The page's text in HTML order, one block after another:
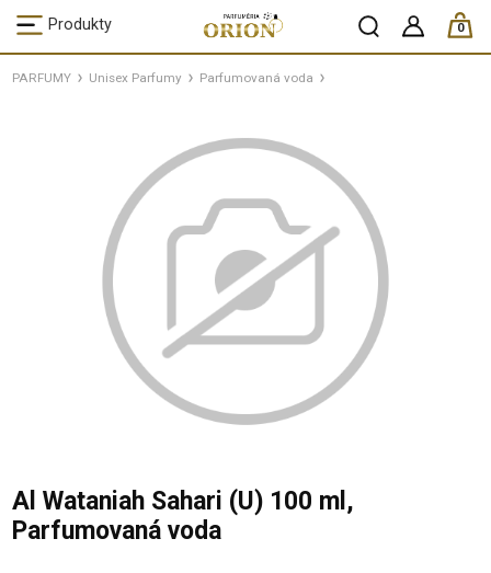
Produkty 0
ks /
PARFUMY Unisex Parfumy Parfumovaná voda
Al Wataniah Sahari (U) 100 ml,
Parfumovaná voda